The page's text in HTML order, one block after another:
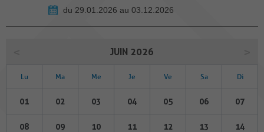
du 29.01.2026 au 03.12.2026
JUIN 2026
Lu Ma Me Je Ve Sa Di
01 02 03 04 05 06 07
08 09 10 11 12 13 14